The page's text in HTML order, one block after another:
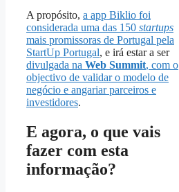
A propósito, a app Biklio foi
considerada uma das 150 startups
mais promissoras de Portugal pela
StartUp Portugal, e irá estar a ser
divulgada na Web Summit, com o
objectivo de validar o modelo de
negócio e angariar parceiros e
investidores.
E agora, o que vais
fazer com esta
informação?